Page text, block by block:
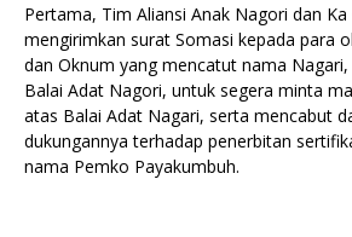
Pertama, Tim Aliansi Anak Nagori dan Ka
mengirimkan surat Somasi kepada para
dan Oknum yang mencatut nama
Balai Adat Nagori, untuk segera minta
atas Balai Adat Nagari, serta mencabut
dukungannya terhadap penerbitan
nama Pemko Payakumbuh.